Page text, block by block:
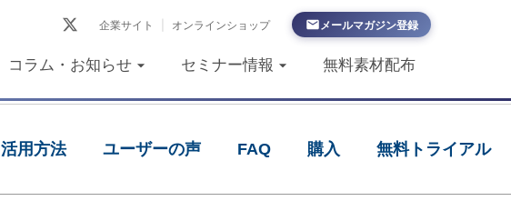
企業サイト オンラインショップ メールマガジン登録
コラム・お知らせ セミナー情報 無料素材配布
活用方法 ユーザーの声 FAQ 購入 無料トライアル